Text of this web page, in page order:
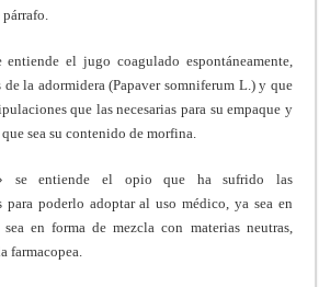
el jugo coagulado espontáneamente,
la adormidera (Papaver somniferum L.) y que
que las necesarias para su empaque y
sea su contenido de morfina.
se entiende el opio que ha sufrido las
para poderlo adoptar al uso médico, ya sea en
en forma de mezcla con materias neutras,
farmacopea.